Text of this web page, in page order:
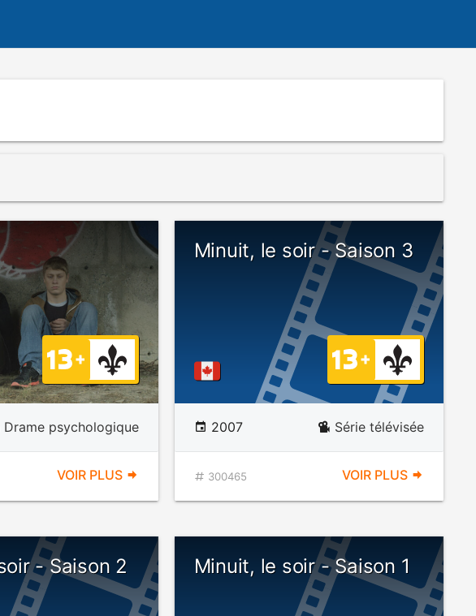
Drame psychologique
VOIR PLUS
Minuit, le soir - Saison 3
2007 Série télévisée
300465 VOIR PLUS
- Saison 2 Minuit, le soir - Saison 1